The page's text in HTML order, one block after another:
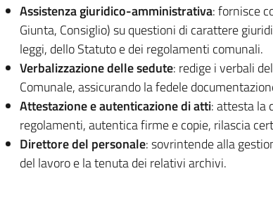
Assistenza giuridico-amministrativa: fornisce
Giunta, Consiglio) su questioni di carattere
leggi, dello Statuto e dei regolamenti comunali.
Verbalizzazione delle sedute: redige i verbali
Comunale, assicurando la fedele
Attestazione e autenticazione di atti: attesta la
regolamenti, autentica firme e copie, rilascia
Direttore del personale: sovrintende alla
del lavoro e la tenuta dei relativi archivi.